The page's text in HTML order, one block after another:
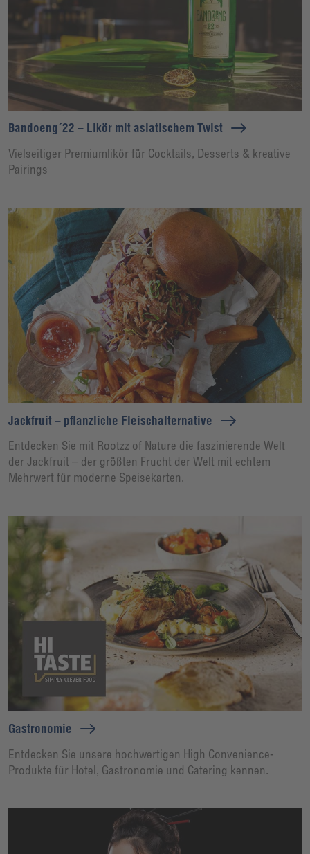
Bandoeng´22 – Likör mit asiatischem Twist
Vielseitiger Premiumlikör für Cocktails, Desserts & kreative
Pairings
Jackfruit – pflanzliche Fleischalternative
Entdecken Sie mit Rootzz of Nature die faszinierende Welt
der Jackfruit – der größten Frucht der Welt mit echtem
Mehrwert für moderne Speisekarten.
Gastronomie
Entdecken Sie unsere hochwertigen High Convenience-
Produkte für Hotel, Gastronomie und Catering kennen.